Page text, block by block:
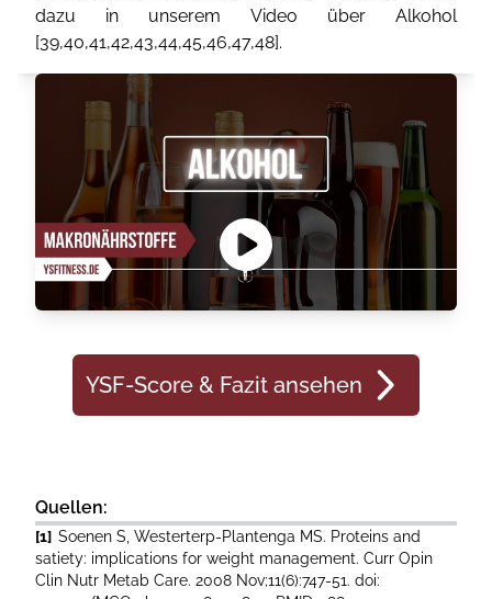
dazu in unserem Video über Alkohol
[39,40,41,42,43,44,45,46,47,48].
YSF-Score & Fazit ansehen
Quellen:
[1] Soenen S, Westerterp-Plantenga MS. Proteins and
satiety: implications for weight management. Curr Opin
Clin Nutr Metab Care. 2008 Nov;11(6):747-51. doi: